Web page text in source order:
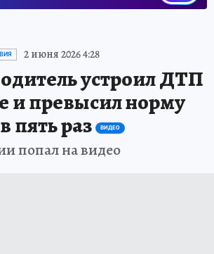
2 июня 2026 4:28
устроил ДТП
и превысил норму
пять раз
ВИДЕО
попал на видео